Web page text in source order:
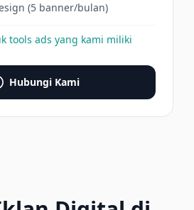
(5 banner/bulan)
tools ads yang kami miliki
Hubungi Kami